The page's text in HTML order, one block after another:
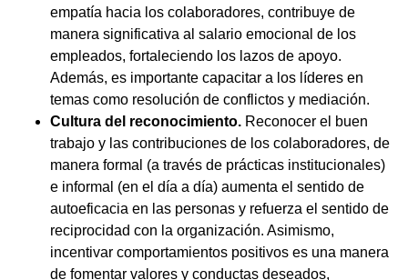
empatía hacia los colaboradores, contribuye de
manera significativa al salario emocional de los
empleados, fortaleciendo los lazos de apoyo.
Además, es importante capacitar a los líderes en
temas como resolución de conflictos y mediación.
Cultura del reconocimiento. Reconocer el buen
trabajo y las contribuciones de los colaboradores, de
manera formal (a través de prácticas institucionales)
e informal (en el día a día) aumenta el sentido de
autoeficacia en las personas y refuerza el sentido de
reciprocidad con la organización. Asimismo,
incentivar comportamientos positivos es una manera
de fomentar valores y conductas deseados,